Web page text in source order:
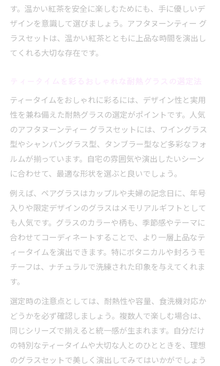
す。温かい紅茶を安全に楽しむためにも、手に優しいデ
ザインを意識して選びましょう。アフタヌーンティー グ
ラスセットは、温かい紅茶とともに上品な時間を演出し
てくれる大切な存在です。
ティータイムをおしゃれに彩るには、デザイン性と実用
性を兼ね備えた耐熱グラスの選定がポイントです。人気
のアフタヌーンティー グラスセットには、ワイングラス
型やシャンパングラス型、タンブラー型など多彩なフォ
ルムが揃っています。自宅の雰囲気や演出したいシーン
に合わせて、最適な形状を選ぶと良いでしょう。
例えば、ペアグラスはカップルや夫婦の記念日に、年号
入りや限定デザインのグラスはメモリアルギフトとして
も人気です。グラスのカラーや柄も、季節感やテーマに
合わせてコーディネートすることで、より一層上品なテ
ィータイムを演出できます。特にボタニカルや封ろうモ
チーフは、ナチュラルで洗練された印象を与えてくれま
す。
選定時の注意点としては、耐熱性や容量、食洗機対応か
どうかを必ず確認しましょう。複数人で楽しむ場合は、
同じシリーズで揃えると統一感が生まれます。自分だけ
の特別なティータイムや大切な人とのひとときを、理想
のグラスセットで美しく演出してみてはいかがでしょう